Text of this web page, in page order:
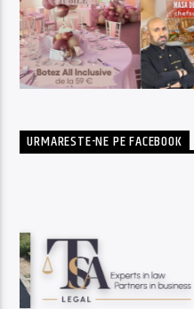
URMARESTE-NE PE FACEBOOK